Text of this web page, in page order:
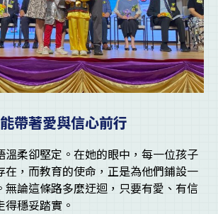
帶著愛與信心前行
溫柔卻堅定。在她的眼中，每一位孩子
在，而教育的使命，正是為他們鋪設一
無論這條路多麼迂迴，只要有愛、有信
穩妥踏實。